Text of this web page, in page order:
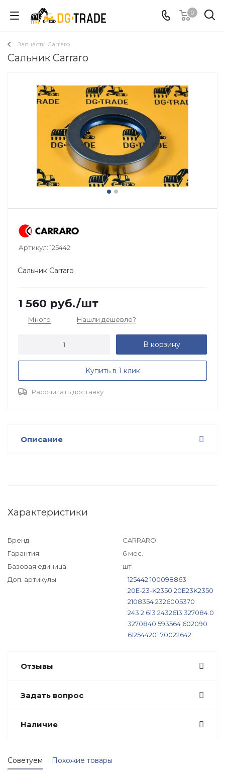
0
Запчасти Carraro
Сальник Carraro
Артикул: 125442
Сальник Carraro
1 560 руб./шт
Много Нашли дешевле?
В корзину
Купить в 1 клик
Рассчитать доставку
Описание
Характеристики
Бренд
CARRARO
Гарантия:
6 мес.
Базовая единица
шт
Доп. артикулы
125442 100098863
20E-23-K2350 20E23K2350
21083542326005370
243.2.613 2432613 327084.0
3270840 593564 602090
612544201 70022642
Отзывы
Задать вопрос
Наличие
Советуем Похожие товары